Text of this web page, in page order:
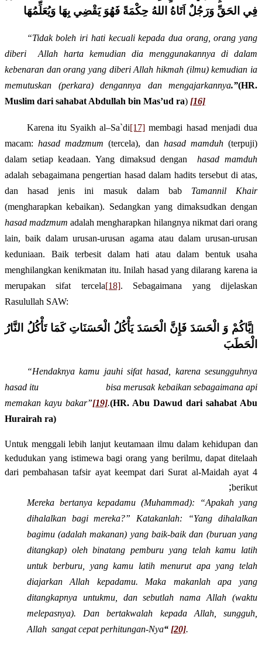
فِي الحَقِّ وَرَجُلٌ اَتَاهُ اللهُ حِكْمَةً فَهُوَ يَقْضِي بِهَا وَيُعَلِّمُهَا
“Tidak boleh iri hati kecuali kepada dua orang, orang yang
diberi
Allah harta kemudian dia menggunakannya di dalam
kebenaran dan orang yang diberi Allah hikmah (ilmu) kemudian ia
memutuskan (perkara) dengannya dan mengajarkannya.”(HR.
Muslim dari sahabat Abdullah bin Mas’ud ra) [16]
Karena itu Syaikhal–Sa`di[17] membagi hasad menjadi dua
macam:hasad madzmum (tercela), dan hasad mamduh(terpuji)
dalam setiap keadaan. Yang dimaksud dengan
hasad mamduh
adalah sebagaimana pengertian hasad dalam hadits tersebut di atas,
dan hasad jenis ini masuk dalam bab Tamannil Khair
(mengharapkan kebaikan). Sedangkan yang dimaksudkan dengan
hasad madzmum adalah mengharapkan hilangnya nikmat dari orang
lain, baik dalam urusan-urusan agama atau dalam urusan-urusan
keduniaan. Baik terbesit dalam hati atau dalam bentuk usaha
menghilangkan kenikmatan itu. Inilah hasad yang dilarang karena ia
merupakan sifat tercela[18]. Sebagaimana yang dijelaskan
Rasulullah SAW:
إيَّاكُمْ وَ الْحَسَدَ فَإِنَّ الْحَسَدَ يَأْكُلُ الْحَسَنَاتِ كَمَا تَأْكُلُ النَّارُ
الْحَطَبَ
“Hendaknya kamu jauhi sifat hasad, karena sesungguhnya
hasad itu
bisa merusak kebaikan sebagaimana api
memakan kayu bakar”[19].(HR. Abu Dawud dari sahabat Abu
Hurairah ra)
Untuk menggali lebih lanjut keutamaan ilmu dalam kehidupan dan
kedudukan yang istimewa bagi orang yang berilmu, dapat ditelaah
dari pembahasan tafsir ayat keempat dari Surat al-Maidah ayat 4
berikut
;
Mereka bertanya kepadamu (Muhammad): “Apakah yang
dihalalkan bagi mereka?” Katakanlah: “Yang dihalalkan
bagimu (adalah makanan) yang baik-baik dan (buruan yang
ditangkap) oleh binatang pemburu yang telah kamu latih
untuk berburu, yang kamu latih menurut apa yang telah
diajarkan Allah kepadamu. Maka makanlah apa yang
ditangkapnya untukmu, dan sebutlah nama Allah (waktu
melepasnya). Dan bertakwalah kepada Allah, sungguh,
Allah sangat cepat perhitungan-Nya“ [20].